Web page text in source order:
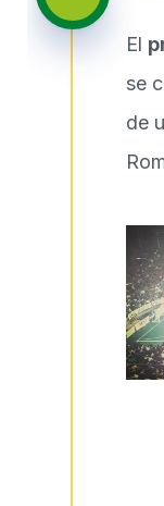
El
se
de